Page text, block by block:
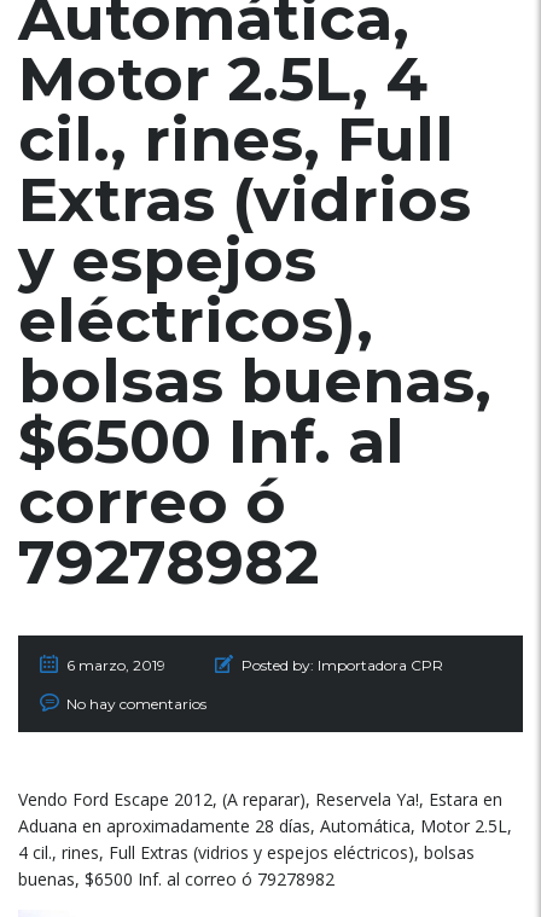
Automática,
Motor 2.5L, 4
cil., rines, Full
Extras (vidrios
y espejos
eléctricos),
bolsas buenas,
$6500 Inf. al
correo ó
79278982
6 marzo, 2019 Posted by: Importadora CPR
No hay comentarios
Vendo Ford Escape 2012, (A reparar), Reservela Ya!, Estara en
Aduana en aproximadamente 28 días, Automática, Motor 2.5L,
4 cil., rines, Full Extras (vidrios y espejos eléctricos), bolsas
buenas, $6500 Inf. al correo ó 79278982